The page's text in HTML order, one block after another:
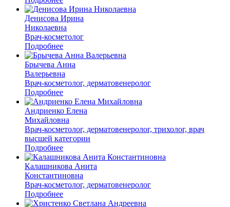
Денисова Ирина
Николаевна
Врач-косметолог
Подробнее
Брычева Анна
Валерьевна
Врач-косметолог, дерматовенеролог
Подробнее
Андриенко Елена
Михайловна
Врач-косметолог, дерматовенеролог, трихолог, врач
высшей категории
Подробнее
Калашникова Анита
Константиновна
Врач-косметолог, дерматовенеролог
Подробнее